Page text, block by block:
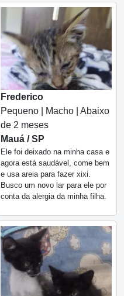
Frederico
Pequeno | Macho | Abaixo
de 2 meses
Mauá / SP
Ele foi deixado na minha casa e
agora está saudável, come bem
e usa areia para fazer xixi.
Busco um novo lar para ele por
conta da alergia da minha filha.